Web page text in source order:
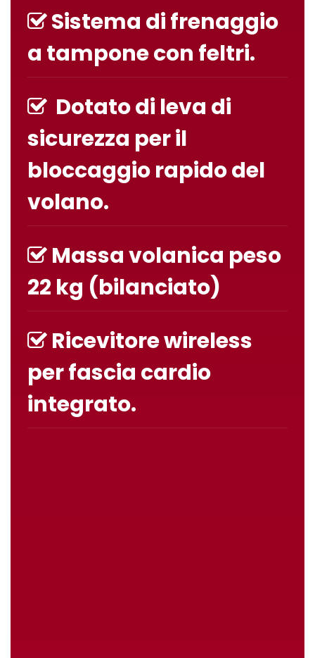
Sistema di frenaggio
a tampone con feltri.
Dotato di leva di
sicurezza per il
bloccaggio rapido del
volano.
Massa volanica peso
22 kg (bilanciato)
Ricevitore wireless
per fascia cardio
integrato.